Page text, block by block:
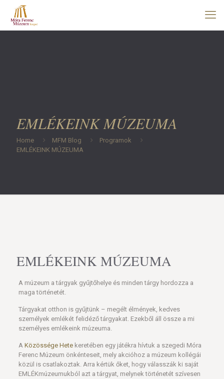
EMLÉKEINK MÚZEUMA
Home MFM Blog
Programok
EMLÉKEINK MÚZEUMA
EMLÉKEINK MÚZEUMA
A múzeum a tárgyak gyűjtőhelye és minden tárgy hordozza a
maga történetét.
Tárgyakat otthon is gyűjtünk – megélt élmények, kedves
személyek emlékét felidéző tárgyakat. Ezekből áll össze a mi
személyes emlékeink múzeuma.
A Közössége Hetekeretében egy játékra hívtuk a szegedi Móra
Ferenc Múzeum önkénteseit, mely akcióhoz a múzeum kollégái
közül is csatlakoztak. Arra kértük őket, hogy válasszák ki saját
EMLÉKmúzeumukból azt a tárgyat, melynek történetét szívesen